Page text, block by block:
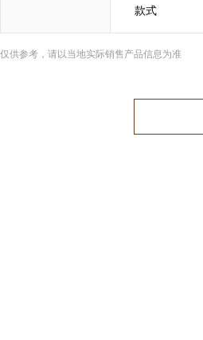
款式
仅供参考，请以当地实际销售产品信息为准